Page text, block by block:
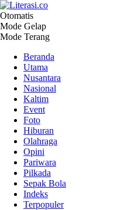
Literasi.co
Pilar Informasi
Otomatis
Mode Gelap
Mode Terang
Beranda
Utama
Nusantara
Nasional
Kaltim
Event
Foto
Hiburan
Olahraga
Opini
Pariwara
Pilkada
Sepak Bola
Indeks
Terpopuler